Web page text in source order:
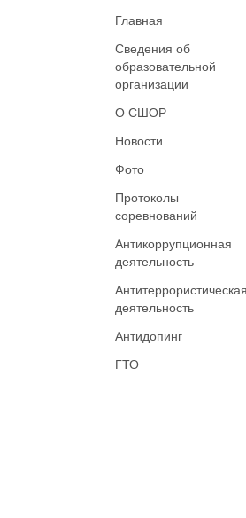
Главная
Сведения об
образовательной
организации
О СШОР
Новости
Фото
Протоколы
соревнований
Антикоррупционная
деятельность
Антитеррористическая
деятельность
Антидопинг
ГТО